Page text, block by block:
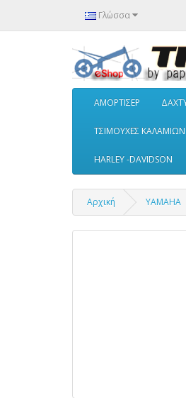
Γλώσσα
ΑΜΟΡΤΙΣΕΡ
ΤΣΙΜΟΥΧΕΣ ΚΑΛΑΜΙΩΝ
HARLEY -DAVIDSON
Αρχική YAMAHA